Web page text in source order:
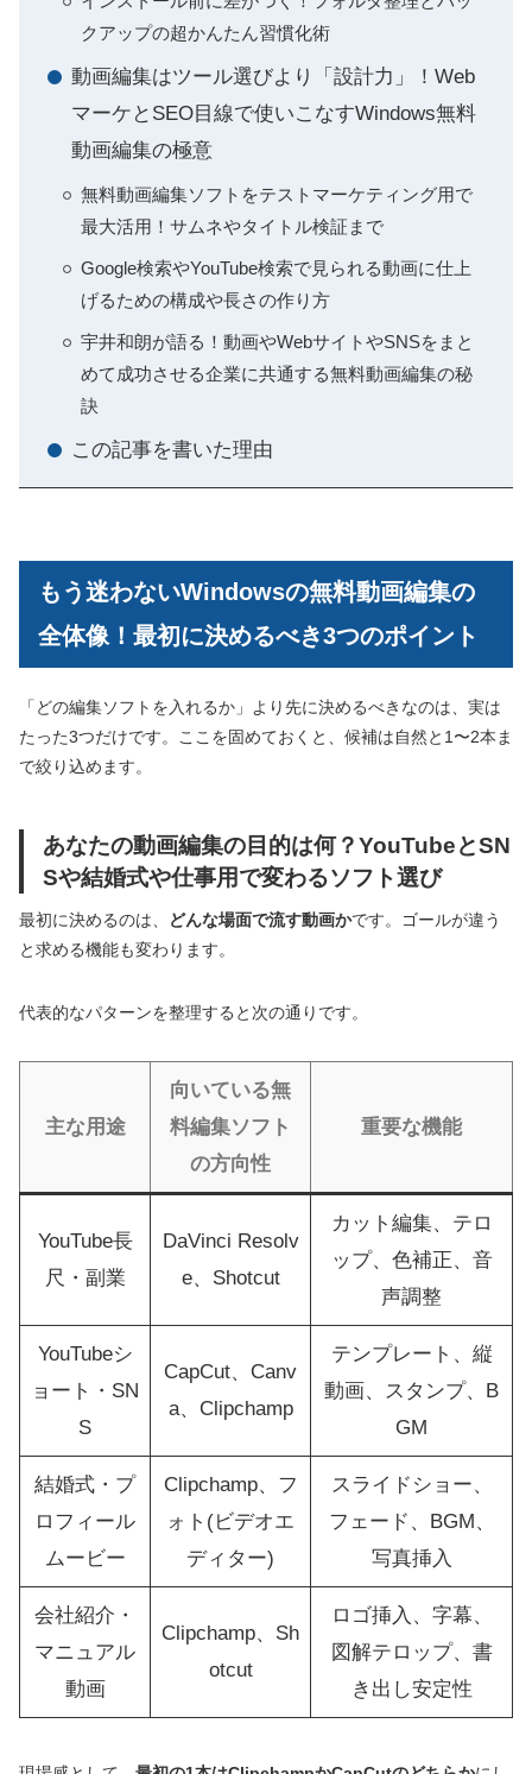
クアップの超かんたん習慣化術
動画編集はツール選びより「設計力」！Web
マーケとSEO目線で使いこなすWindows無料
動画編集の極意
無料動画編集ソフトをテストマーケティング用で
最大活用！サムネやタイトル検証まで
Google検索やYouTube検索で見られる動画に仕上
げるための構成や長さの作り方
宇井和朗が語る！動画やWebサイトやSNSをまと
めて成功させる企業に共通する無料動画編集の秘
訣
この記事を書いた理由
もう迷わないWindowsの無料動画編集の
全体像！最初に決めるべき3つのポイント
「どの編集ソフトを入れるか」より先に決めるべきなのは、実は
たった3つだけです。ここを固めておくと、候補は自然と1〜2本ま
で絞り込めます。
あなたの動画編集の目的は何？YouTubeとSN
Sや結婚式や仕事用で変わるソフト選び
最初に決めるのは、 どんな場面で流す動画かです。ゴールが違う
と求める機能も変わります。
代表的なパターンを整理すると次の通りです。
主な用途
向いている無
料編集ソフト
の方向性
重要な機能
YouTube長
尺・副業
DaVinci Resolv
e、Shotcut
カット編集、テロ
ップ、色補正、音
声調整
YouTubeシ
ョート・SN
S
CapCut、Canv
a、Clipchamp
テンプレート、縦
動画、スタンプ、B
GM
結婚式・プ
ロフィール
ムービー
Clipchamp、フ
ォト(ビデオエ
ディター)
スライドショー、
フェード、BGM、
写真挿入
会社紹介・
マニュアル
動画
Clipchamp、Sh
otcut
ロゴ挿入、字幕、
図解テロップ、書
き出し安定性